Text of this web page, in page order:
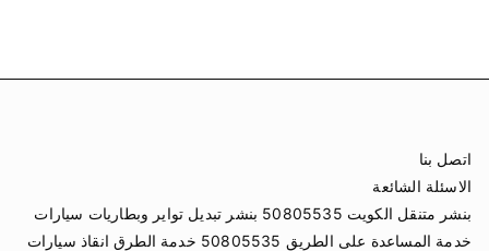
اتصل بنا
الاسئلة الشائعة
بنشر متنقل الكويت 50805535 بنشر تبديل تواير وبطاريات سيارات
خدمة المساعدة على الطريق 50805535 خدمة الطرق انقاذ سيارات